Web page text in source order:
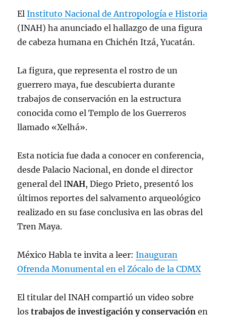
ElInstituto Nacional de Antropología e Historia
(INAH) ha anunciado el hallazgo de una figura
de cabeza humana en Chichén Itzá, Yucatán.
La figura, que representa el rostro de un
guerrero maya, fue descubierta durante
trabajos de conservación en la estructura
conocida como el Templo de los Guerreros
llamado «Xelhá».
Esta noticia fue dada a conocer en conferencia,
desde Palacio Nacional, en donde el director
general del INAH, Diego Prieto, presentó los
últimos reportes del salvamento arqueológico
realizado en su fase conclusiva en las obras del
Tren Maya.
México Habla te invita a leer:Inauguran
Ofrenda Monumental en el Zócalo de la CDMX
El titular del INAH compartió un video sobre
los trabajos de investigación y conservación en